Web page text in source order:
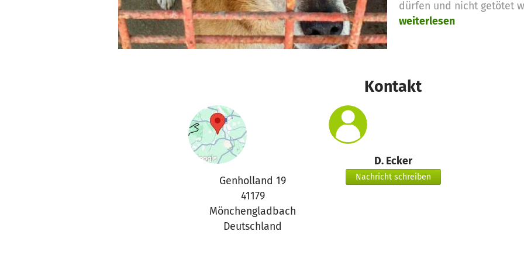
dürfen und nicht getötet
weiterlesen
Kontakt
Genholland 19
41179
Mönchengladbach
Deutschland
D. Ecker
Nachricht schreiben